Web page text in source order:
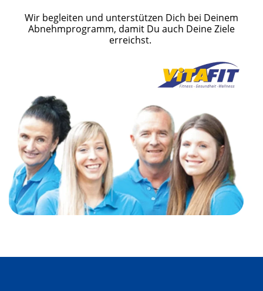
Wir begleiten und unterstützen Dich bei Deinem
Abnehmprogramm, damit Du auch Deine Ziele
erreichst.